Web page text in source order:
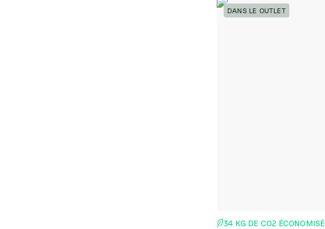
DANS LE OUTLET
34 KG DE CO2 ÉCONOMISÉ